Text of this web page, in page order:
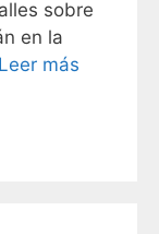
sobre
en la
Leer más